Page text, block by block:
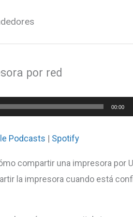
por red
00:00
Podcasts | Spotify
compartir una impresora por
la impresora cuando está